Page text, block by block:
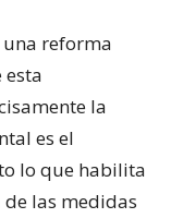
una reforma
la
es el
lo que habilita
las medidas